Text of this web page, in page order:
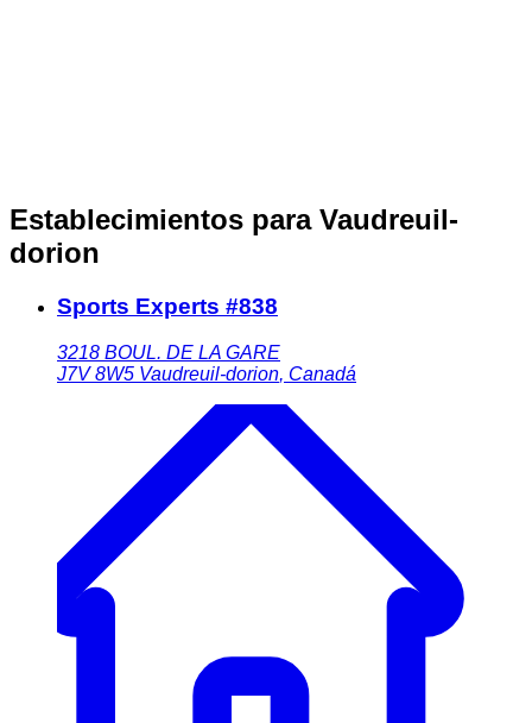
Establecimientos para Vaudreuil-
dorion
Sports Experts #838
3218 BOUL. DE LA GARE
J7V 8W5 Vaudreuil-dorion, Canadá